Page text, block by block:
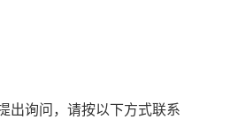
出询问，请按以下方式联系